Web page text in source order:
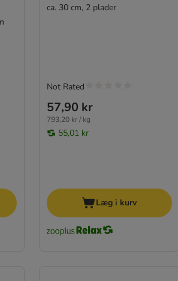
ca. 30 cm, 2 plader
57,90 kr
793,20 kr / kg
55,01 kr
Not Rated
Læg i kurv